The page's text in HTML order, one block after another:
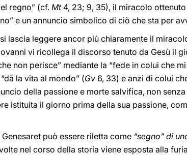
regno” (cf.Mt4, 23; 9, 35), il miracolo ottenuto
e un annuncio simbolico di ciò che sta per
lascia leggere ancor più chiaramente il
vi ricollega il discorso tenuto da Gesù il
non perisce” mediante la “fede in colui che
la vita al mondo” (Gv 6, 33) e anzi di colui
della passione e morte salvifica, non
istituita il giorno prima della sua passione,
può essere riletta come “segno” di
nel corso della storia viene esposta alla